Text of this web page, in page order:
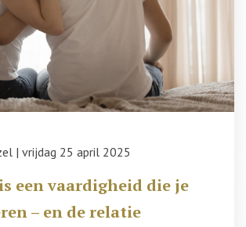
| vrijdag 25 april 2025
een vaardigheid die je
– en de relatie